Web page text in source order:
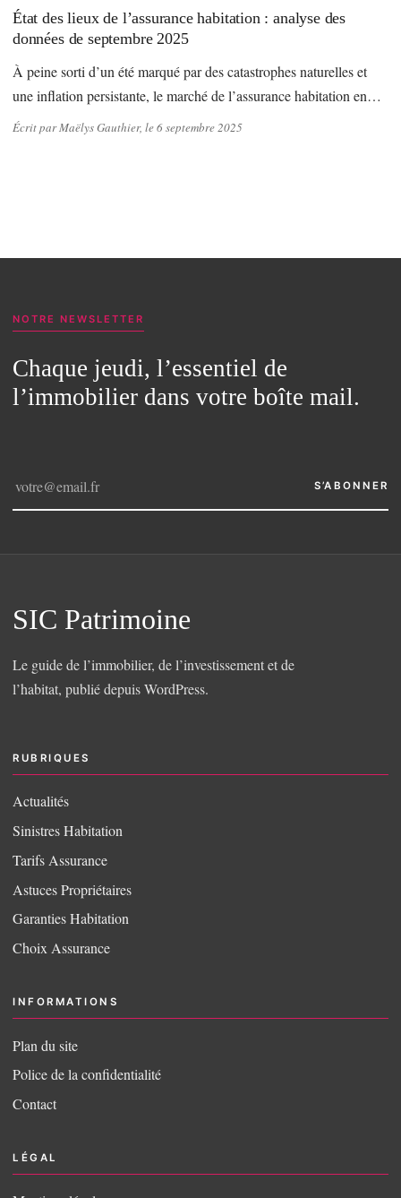
État des lieux de l’assurance habitation : analyse des
données de septembre 2025
À peine sorti d’un été marqué par des catastrophes naturelles et
une inflation persistante, le marché de l’assurance habitation en…
Écrit par Maëlys Gauthier, le 6 septembre 2025
NOTRE NEWSLETTER
Chaque jeudi, l’essentiel de
l’immobilier dans votre boîte mail.
S’ABONNER
SIC Patrimoine
Le guide de l’immobilier, de l’investissement et de
l’habitat, publié depuis WordPress.
RUBRIQUES
Actualités
Sinistres Habitation
Tarifs Assurance
Astuces Propriétaires
Garanties Habitation
Choix Assurance
INFORMATIONS
Plan du site
Police de la confidentialité
Contact
LÉGAL